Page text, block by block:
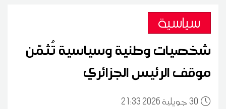
سياسية
شخصيات وطنية وسياسية تُثمّن
موقف الرئيس الجزائري
3021:33 2026 جويلية